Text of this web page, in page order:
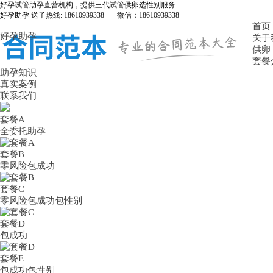
好孕试管助孕直营机构，提供三代试管供卵选性别服务
好孕助孕 送子热线: 18610939338 微信：18610939338
好孕助孕
首页
关于
供卵
套餐
助孕知识
真实案例
联系我们
套餐A
全委托助孕
套餐B
零风险包成功
套餐C
零风险包成功包性别
套餐D
包成功
套餐E
包成功包性别